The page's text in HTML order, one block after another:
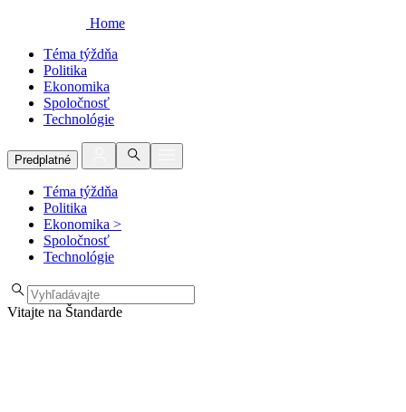
Home
Téma týždňa
Politika
Ekonomika
Spoločnosť
Technológie
Predplatné
Téma týždňa
Politika
Ekonomika >
Spoločnosť
Technológie
Vitajte na Štandarde